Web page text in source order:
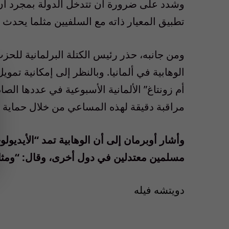
وشدد على ضرورة أن تتدخل الدولة بمجرد أن
تطبيق المعيار ذاته مع السلفيين مثلما
ومن جانبه، حذر رئيس الكتلة البرلمانية
الوهابية في ألمانيا. وبالنظر إلى
أم زونتاغ” الألمانية الأسبوعية في عددها
مراقبة دقيقة لهذه المساعي من خلال حماية
وأشار أوبرمان إلى أن الوهابية تمد
مسلمين معتدلين في دول أخرى، وقال: “ومثل
دويتشه فيله